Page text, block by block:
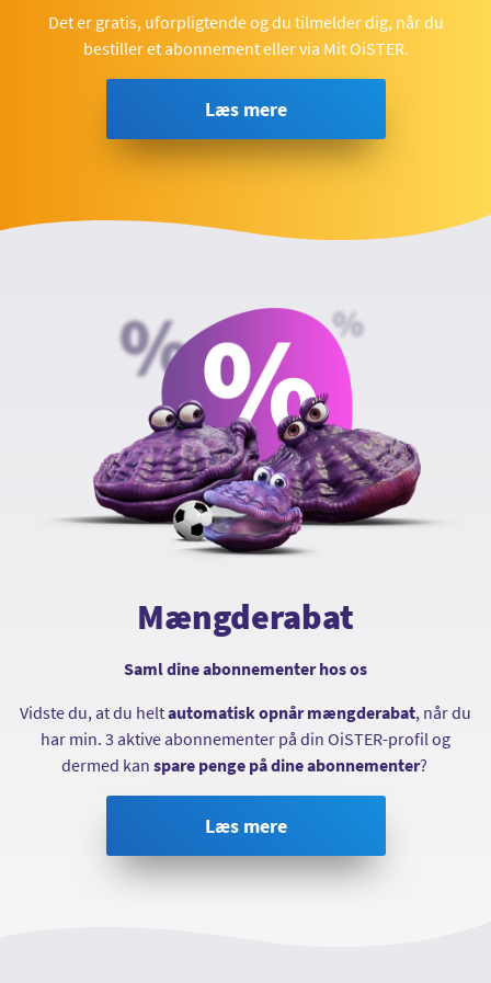
Det er gratis, uforpligtende og du tilmelder dig, når du
bestiller et abonnement eller via Mit OiSTER.
Læs mere
Mængderabat
Saml dine abonnementer hos os
Vidste du, at du heltautomatisk opnår mængderabat, når du
har min. 3 aktive abonnementer på din OiSTER-profil og
dermed kan spare penge på dine abonnementer?
Læs mere